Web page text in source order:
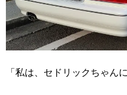
「私は、セドリックちゃん